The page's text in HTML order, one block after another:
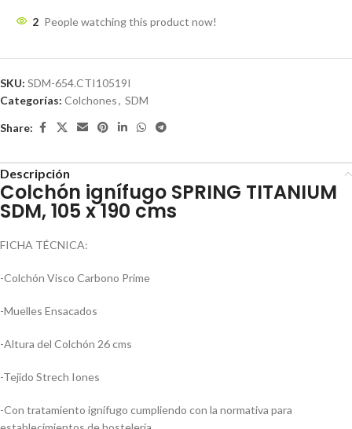
2 People watching this product now!
SKU: SDM-654.CTI10519I
Categorías: Colchones, SDM
Share:
Descripción
Colchón ignífugo SPRING TITANIUM
SDM, 105 x 190 cms
FICHA TÉCNICA:
-Colchón Visco Carbono Prime
-Muelles Ensacados
-Altura del Colchón 26 cms
-Tejido Strech Iones
-Con tratamiento ignífugo cumpliendo con la normativa para